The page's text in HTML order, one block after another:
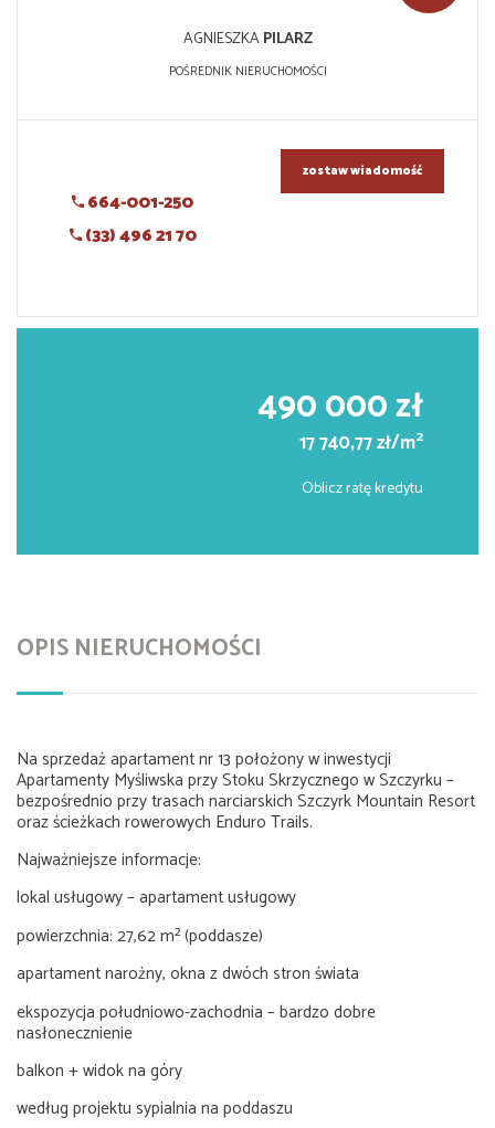
AGNIESZKAPILARZ
POŚREDNIK NIERUCHOMOŚCI
664-001-250
(33) 496 21 70
zostaw wiadomość
490 000 zł
17 740,77 zł/m2
Oblicz ratę kredytu
OPIS NIERUCHOMOŚCI
Na sprzedaż apartament nr 13 położony w inwestycji
Apartamenty Myśliwska przy Stoku Skrzycznego w Szczyrku –
bezpośrednio przy trasach narciarskich Szczyrk Mountain Resort
oraz ścieżkach rowerowych Enduro Trails.
Najważniejsze informacje:
lokal usługowy – apartament usługowy
powierzchnia: 27,62 m² (poddasze)
apartament narożny, okna z dwóch stron świata
ekspozycja południowo-zachodnia – bardzo dobre
nasłonecznienie
balkon + widok na góry
według projektu sypialnia na poddaszu